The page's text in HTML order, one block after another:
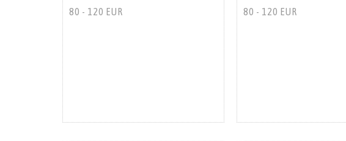
80 - 120 EUR 80 - 120 EUR